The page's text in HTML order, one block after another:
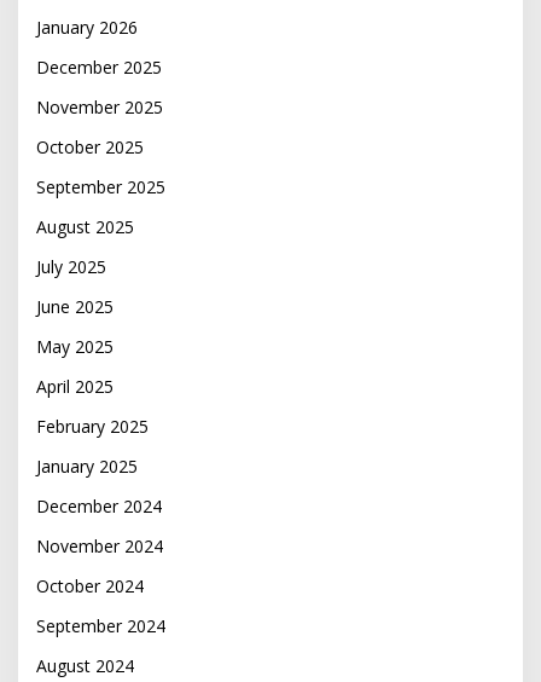
January 2026
December 2025
November 2025
October 2025
September 2025
August 2025
July 2025
June 2025
May 2025
April 2025
February 2025
January 2025
December 2024
November 2024
October 2024
September 2024
August 2024